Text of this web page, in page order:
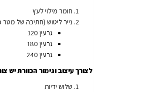
חומר מילוי לעץ
נייר ליטוש (חתיכה של מטר
גרעין 120
גרעין 180
גרעין 240
לצורך עיצוב וגימור הכוורת יש
שלוש ידיות